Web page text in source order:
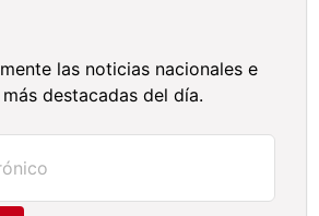
las noticias nacionales e
destacadas del día.